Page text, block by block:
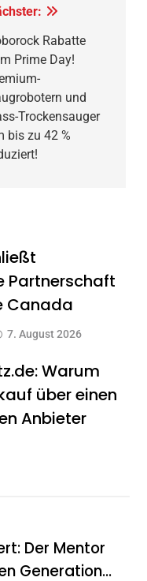
Rabatte
Prime Day!
und
Trockensauger
bis zu 42 %
Partnerschaft
Canada
7. August 2026
Warum
über einen
Anbieter
pro
Der Mentor
Generation